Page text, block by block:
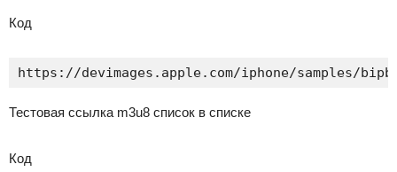
Код
https://devimages.apple.com/iphone/samples/
Тестовая ссылка m3u8 список в списке
Код